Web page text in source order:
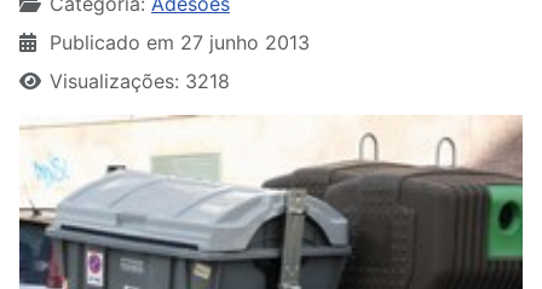
Publicado em 27 junho 2013
Visualizações: 3218